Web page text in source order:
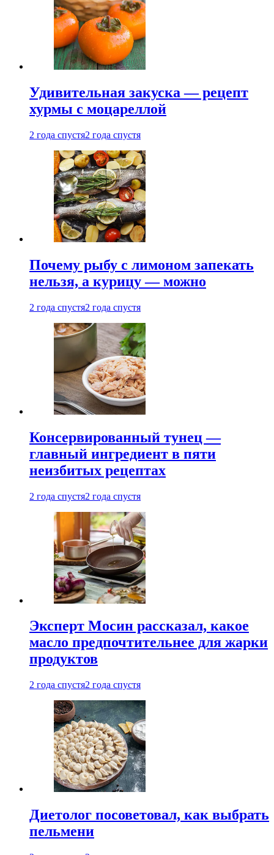
Удивительная закуска — рецепт
хурмы с моцареллой
2 года спустя2 года спустя
Почему рыбу с лимоном запекать
нельзя, а курицу — можно
2 года спустя2 года спустя
Консервированный тунец —
главный ингредиент в пяти
неизбитых рецептах
2 года спустя2 года спустя
Эксперт Мосин рассказал, какое
масло предпочтительнее для жарки
продуктов
2 года спустя2 года спустя
Диетолог посоветовал, как выбрать
пельмени